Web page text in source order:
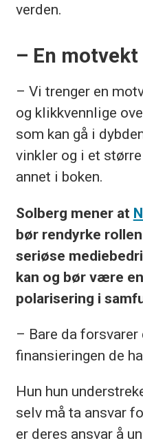
verden.
– En motvekt
– Vi trenger en
og klikkvennlige
som kan gå i
vinkler og i et
annet i boken.
Solberg mener at
bør rendyrke
seriøse
kan og bør være
polarisering i
– Bare da
finansieringen de
Hun hun
selv må ta ansvar
er deres ansvar å